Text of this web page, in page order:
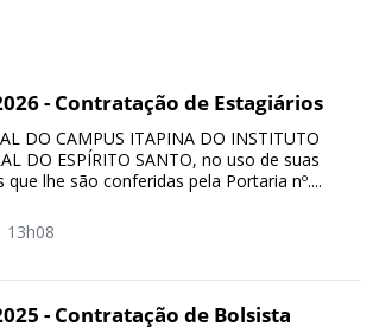
- Contratação de Estagiários
DO CAMPUS ITAPINA DO INSTITUTO
DO ESPÍRITO SANTO, no uso de suas
que lhe são conferidas pela Portaria nº....
13h08
- Contratação de Bolsista